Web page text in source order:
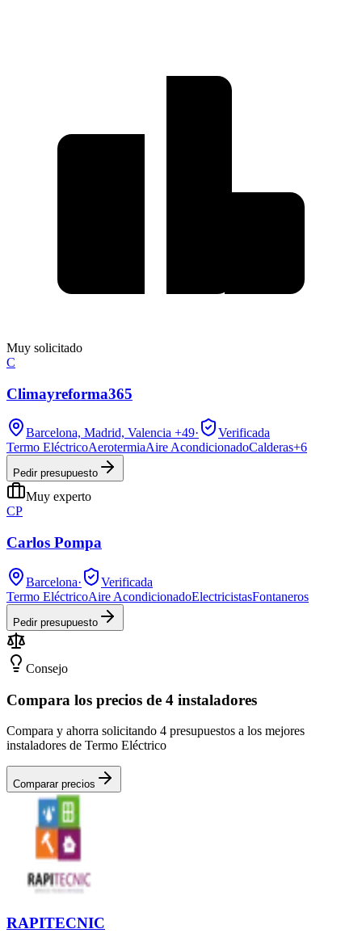
Muy solicitado
C
Climayreforma365
Barcelona, Madrid, Valencia +49·
Verificada
Termo EléctricoAerotermiaAire AcondicionadoCalderas+6
Pedir presupuesto
Muy experto
CP
Carlos Pompa
Barcelona·
Verificada
Termo EléctricoAire AcondicionadoElectricistasFontaneros
Pedir presupuesto
Consejo
Compara los precios de 4 instaladores
Compara y ahorra solicitando 4 presupuestos a los mejores
instaladores de Termo Eléctrico
Comparar precios
RAPITECNIC